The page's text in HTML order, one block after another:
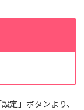
定」ボタンより、